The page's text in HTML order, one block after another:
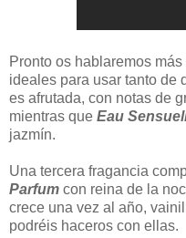
Pronto os hablaremos
ideales para usar tanto de
es afrutada, con notas de
mientras que Eau
jazmín.
Una tercera fragancia
Parfum con reina de la
crece una vez al año,
podréis haceros con ellas.